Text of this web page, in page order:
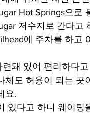
Hot Springs으로
저수지로 간다고
에 주차를 하
련돼 있어 편리하다
체도 허용이 되는
요.
있다고 하니 웨이